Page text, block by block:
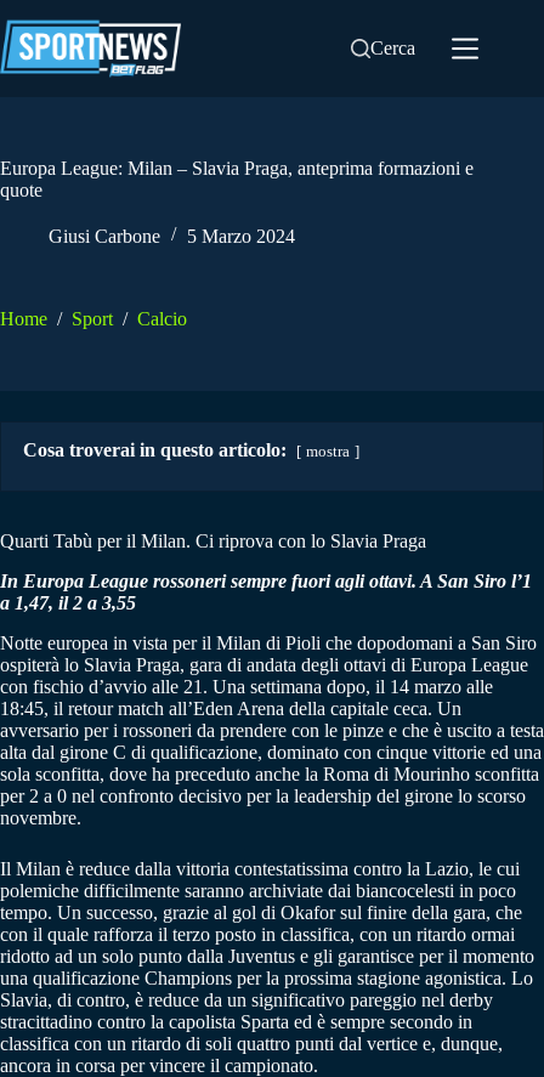
al
contenuto
Cerca
Europa League: Milan – Slavia Praga, anteprima formazioni e
quote
Giusi Carbone 5 Marzo 2024
Home / Sport / Calcio
Cosa troverai in questo articolo: mostra
Quarti Tabù per il Milan. Ci riprova con lo Slavia Praga
In Europa League rossoneri sempre fuori agli ottavi. A San Siro l’1
a 1,47, il 2 a 3,55
Notte europea in vista per il Milan di Pioli che dopodomani a San Siro
ospiterà lo Slavia Praga, gara di andata degli ottavi di Europa League
con fischio d’avvio alle 21. Una settimana dopo, il 14 marzo alle
18:45, il retour match all’Eden Arena della capitale ceca. Un
avversario per i rossoneri da prendere con le pinze e che è uscito a testa
alta dal girone C di qualificazione, dominato con cinque vittorie ed una
sola sconfitta, dove ha preceduto anche la Roma di Mourinho sconfitta
per 2 a 0 nel confronto decisivo per la leadership del girone lo scorso
novembre.
Il Milan è reduce dalla vittoria contestatissima contro la Lazio, le cui
polemiche difficilmente saranno archiviate dai biancocelesti in poco
tempo. Un successo, grazie al gol di Okafor sul finire della gara, che
con il quale rafforza il terzo posto in classifica, con un ritardo ormai
ridotto ad un solo punto dalla Juventus e gli garantisce per il momento
una qualificazione Champions per la prossima stagione agonistica. Lo
Slavia, di contro, è reduce da un significativo pareggio nel derby
stracittadino contro la capolista Sparta ed è sempre secondo in
classifica con un ritardo di soli quattro punti dal vertice e, dunque,
ancora in corsa per vincere il campionato.